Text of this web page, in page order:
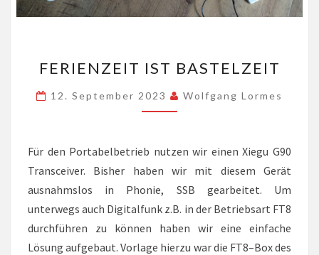
IST
BASTELZEIT
FERIENZEIT IST BASTELZEIT
12. September 2023 Wolfgang Lormes
Für den Portabelbetrieb nutzen wir einen Xiegu G90
Transceiver. Bisher haben wir mit diesem Gerät
ausnahmslos in Phonie, SSB gearbeitet. Um
unterwegs auch Digitalfunk z.B. in der Betriebsart FT8
durchführen zu können haben wir eine einfache
Lösung aufgebaut. Vorlage hierzu war die FT8–Box des